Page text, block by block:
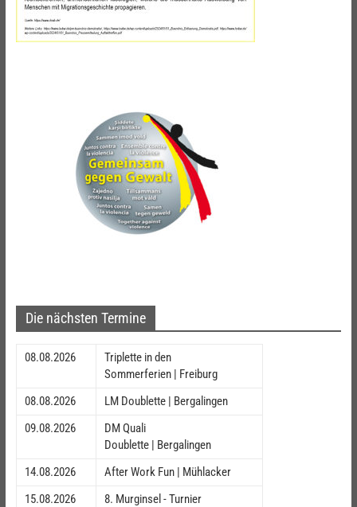
Die nächsten Termine
08.08.2026
Triplette in den
Sommerferien | Freiburg
08.08.2026
LM Doublette | Bergalingen
09.08.2026
DM Quali
Doublette | Bergalingen
14.08.2026
After Work Fun | Mühlacker
15.08.2026
8. Murginsel - Turnier